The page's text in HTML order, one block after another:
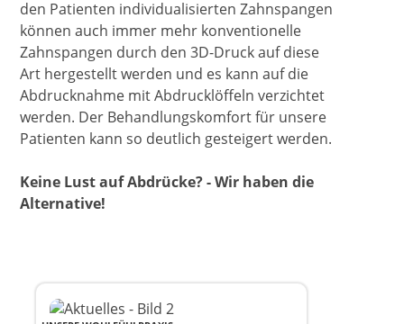
den Patienten individualisierten Zahnspangen
können auch immer mehr konventionelle
Zahnspangen durch den 3D-Druck auf diese
Art hergestellt werden und es kann auf die
Abdrucknahme mit Abdrucklöffeln verzichtet
werden. Der Behandlungskomfort für unsere
Patienten kann so deutlich gesteigert werden.
Keine Lust auf Abdrücke? - Wir haben die
Alternative!